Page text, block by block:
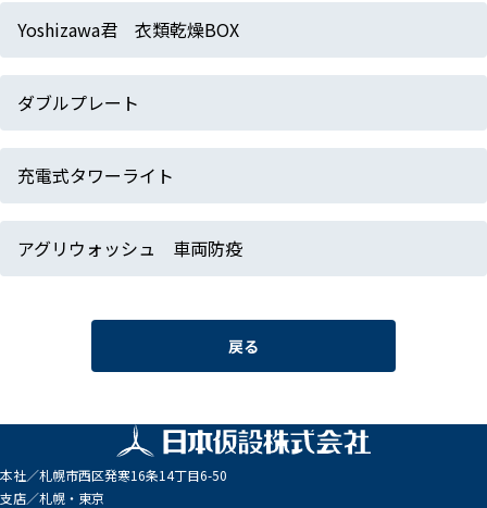
Yoshizawa君 衣類乾燥BOX
ダブルプレート
充電式タワーライト
アグリウォッシュ 車両防疫
戻る
本社／札幌市西区発寒16条14丁目6-50
支店／札幌・東京